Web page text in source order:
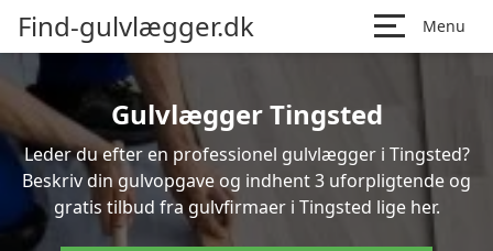
Find-gulvlægger.dk Menu
Gulvlægger Tingsted
Leder du efter en professionel gulvlægger i Tingsted?
Beskriv din gulvopgave og indhent 3 uforpligtende og
gratis tilbud fra gulvfirmaer i Tingsted lige her.